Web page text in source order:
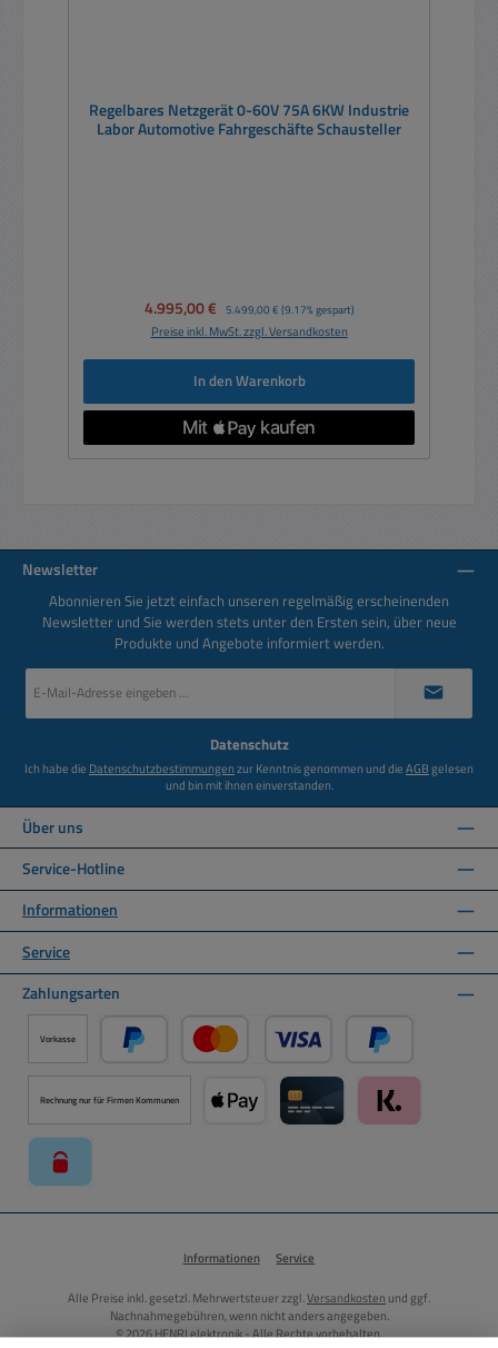
Regelbares Netzgerät 0-60V 75A 6KW Industrie
Labor Automotive Fahrgeschäfte Schausteller
Verkaufspreis:
4.995,00 € Regulärer Preis:
5.499,00 € (9.17% gespart)
Preise inkl. MwSt. zzgl. Versandkosten
In den Warenkorb
Newsletter
Abonnieren Sie jetzt einfach unseren regelmäßig erscheinenden
Newsletter und Sie werden stets unter den Ersten sein, über neue
Produkte und Angebote informiert werden.
Mail-
Datenschutz
Ich habe die Datenschutzbestimmungenzur Kenntnis genommen und dieAGBgelesen
und bin mit ihnen einverstanden.
Über uns
Service-Hotline
Informationen
Service
Zahlungsarten
Vorkasse
PayPal Kredit- oder Debitkarte über PayPal
Später Bezahlen
Rechnung nur für Firmen Kommunen
Informationen Service
Alle Preise inkl. gesetzl. Mehrwertsteuer zzgl.Versandkosten und ggf.
Nachnahmegebühren, wenn nicht anders angegeben.
© 2026 HENRI elektronik - Alle Rechte vorbehalten.